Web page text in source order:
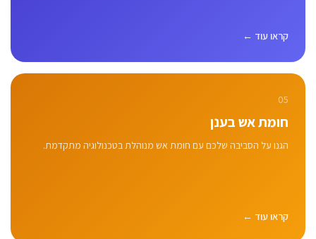
קראו עוד ←
05
חומת אש בענן
הגנו על הסביבה שלכם עם חומת אש מנוהלת בטכנולוגיה מתקדמת.
קראו עוד ←